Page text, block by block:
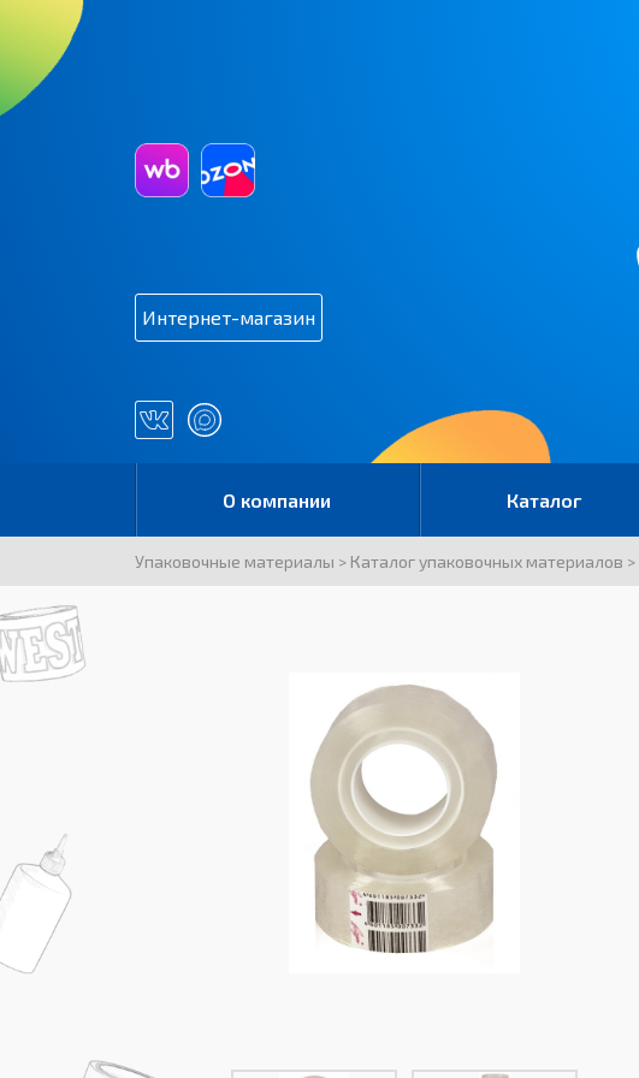
Интернет-магазин
О компании Каталог
Упаковочные материалы > Каталог упаковочных материалов >